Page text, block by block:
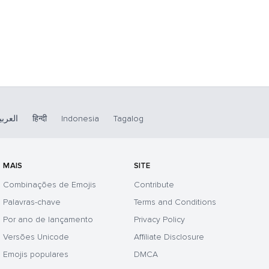
हिन्दी Indonesia Tagalog
MAIS
Combinações de Emojis
Palavras-chave
Por ano de lançamento
Versões Unicode
Emojis populares
SITE
Contribute
Terms and Conditions
Privacy Policy
Affiliate Disclosure
DMCA